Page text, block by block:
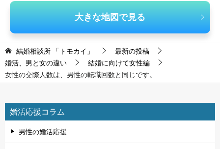
大きな地図で見る
結婚相談所 「トモカイ」
最新の投稿
婚活、男と女の違い
結婚に向けて女性編
女性の交際人数は、男性の転職回数と同じです。
婚活応援コラム
男性の婚活応援